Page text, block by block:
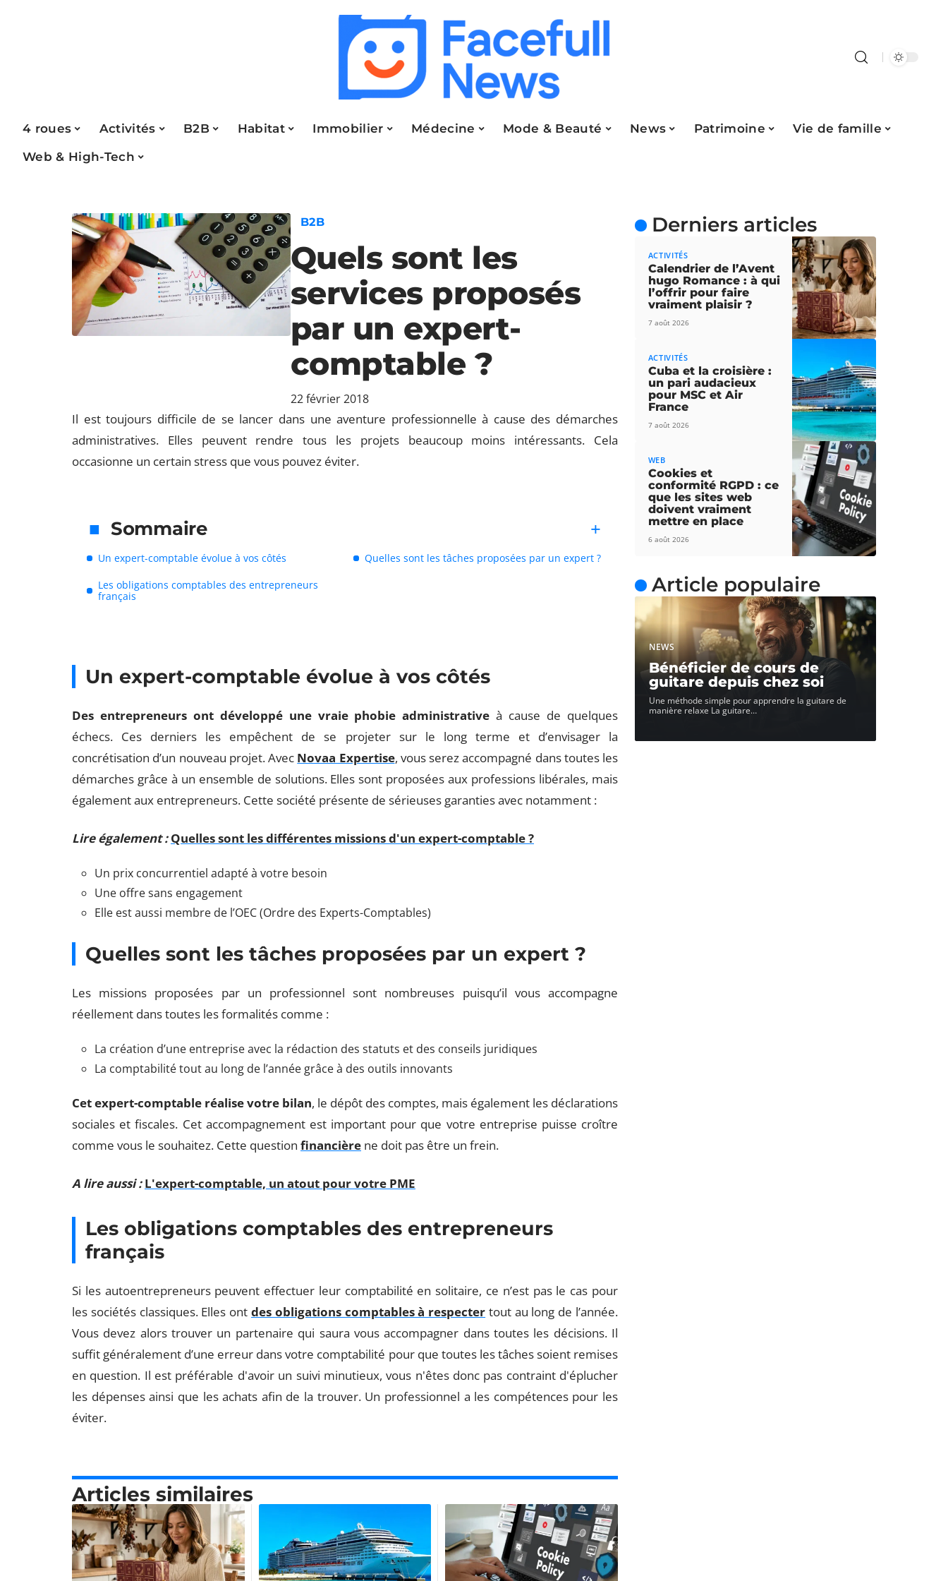
4 roues Activités B2B Habitat Immobilier Médecine Mode & Beauté News Patrimoine
Vie de famille
Web & High-Tech
B2B
Quels sont les
services proposés
par un expert-
comptable ?
22 février 2018
Il est toujours difficile de se lancer dans une aventure professionnelle à cause des démarches
administratives. Elles peuvent rendre tous les projets beaucoup moins intéressants. Cela
occasionne un certain stress que vous pouvez éviter.
Sommaire
Un expert-comptable évolue à vos côtés
Quelles sont les tâches proposées par un expert ?
Les obligations comptables des entrepreneurs
français
Un expert-comptable évolue à vos côtés
Des entrepreneurs ont développé une vraie phobie administrativeà cause de quelques
échecs. Ces derniers les empêchent de se projeter sur le long terme et d’envisager la
concrétisation d’un nouveau projet. Avec Novaa Expertise, vous serez accompagné dans toutes les
démarches grâce à un ensemble de solutions. Elles sont proposées aux professions libérales, mais
également aux entrepreneurs. Cette société présente de sérieuses garanties avec notamment :
Lire également : Quelles sont les différentes missions d'un expert-comptable ?
Un prix concurrentiel adapté à votre besoin
Une offre sans engagement
Elle est aussi membre de l’OEC (Ordre des Experts-Comptables)
Quelles sont les tâches proposées par un expert ?
Les missions proposées par un professionnel sont nombreuses puisqu’il vous accompagne
réellement dans toutes les formalités comme :
La création d’une entreprise avec la rédaction des statuts et des conseils juridiques
La comptabilité tout au long de l’année grâce à des outils innovants
Cet expert-comptable réalise votre bilan, le dépôt des comptes, mais également les déclarations
sociales et fiscales. Cet accompagnement est important pour que votre entreprise puisse croître
comme vous le souhaitez. Cette question financière ne doit pas être un frein.
A lire aussi : L'expert-comptable, un atout pour votre PME
Les obligations comptables des entrepreneurs
français
Si les autoentrepreneurs peuvent effectuer leur comptabilité en solitaire, ce n’est pas le cas pour
les sociétés classiques. Elles ont des obligations comptables à respecter tout au long de l’année.
Vous devez alors trouver un partenaire qui saura vous accompagner dans toutes les décisions. Il
suffit généralement d’une erreur dans votre comptabilité pour que toutes les tâches soient remises
en question. Il est préférable d'avoir un suivi minutieux, vous n'êtes donc pas contraint d'éplucher
les dépenses ainsi que les achats afin de la trouver. Un professionnel a les compétences pour les
éviter.
Articles similaires
Derniers articles
ACTIVITÉS
Calendrier de l’Avent
hugo Romance : à qui
l’offrir pour faire
vraiment plaisir ?
7 août 2026
ACTIVITÉS
Cuba et la croisière :
un pari audacieux
pour MSC et Air
France
7 août 2026
WEB
Cookies et
conformité RGPD : ce
que les sites web
doivent vraiment
mettre en place
6 août 2026
Article populaire
NEWS
Bénéficier de cours de
guitare depuis chez soi
Une méthode simple pour apprendre la guitare de
manière relaxe La guitare…